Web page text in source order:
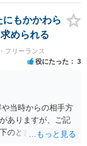
著作権は原則とし
いる場合でも、そ
せん。 一方、利用
フトウェアを契約
とが多く、その具
ば、当該利用者の
の機能を提供でき
一般的です。 ま
能の著作権を利用
利用者に独占的な
。 したがって、費
なく、著作物を創
もかかわら
められる
フリーランス
役にたった 3
当時からの相手方
ありますが、ご記
のとおりです。 ①